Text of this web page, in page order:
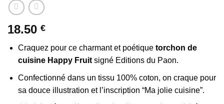
18.50 €
Craquez pour ce charmant et poétique torchon de
cuisine Happy Fruitsigné Editions du Paon.
Confectionné dans un tissu 100% coton, on craque pour
sa douce illustration et l’inscription “Ma jolie cuisine”.